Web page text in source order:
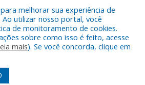
melhorar sua experiência de
utilizar nosso portal, você
de monitoramento de cookies.
sobre como isso é feito, acesse
mais). Se você concorda, clique em